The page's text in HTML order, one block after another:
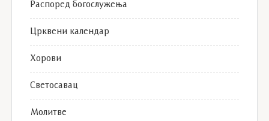
Распоред богослужења
Црквени календар
Хорови
Светосавац
Молитве